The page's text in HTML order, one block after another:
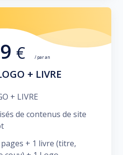
€ / par an
+ LIVRE
+ LIVRE
de contenus de site
+ 1 livre (titre,